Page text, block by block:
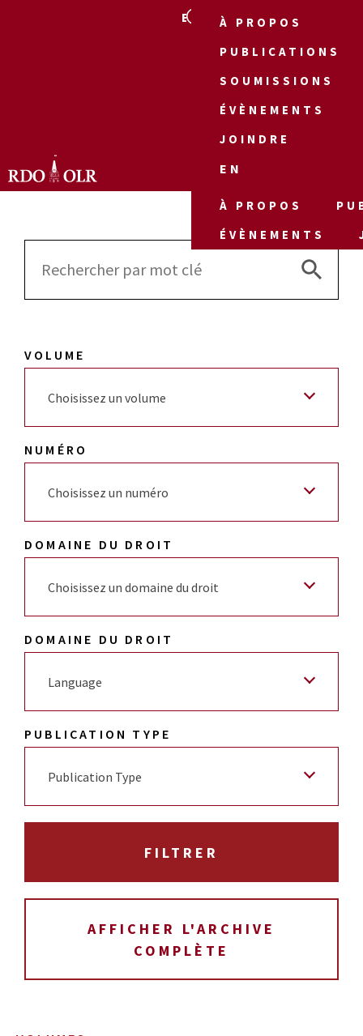
EN
À PROPOS
PUBLICATIONS
SOUMISSIONS
ÉVÈNEMENTS
JOINDRE
EN
À PROPOS
ÉVÈNEMENTS
Search
Search
VOLUME
Choisissez un volume
NUMÉRO
Choisissez un numéro
DOMAINE DU DROIT
Choisissez un domaine du droit
DOMAINE DU DROIT
Language
PUBLICATION TYPE
Publication Type
AFFICHER L'ARCHIVE
COMPLÈTE